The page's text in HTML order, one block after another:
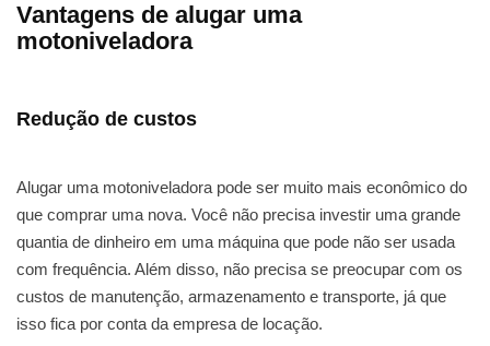
Vantagens de alugar uma
motoniveladora
Redução de custos
Alugar uma motoniveladora pode ser muito mais econômico do
que comprar uma nova. Você não precisa investir uma grande
quantia de dinheiro em uma máquina que pode não ser usada
com frequência. Além disso, não precisa se preocupar com os
custos de manutenção, armazenamento e transporte, já que
isso fica por conta da empresa de locação.